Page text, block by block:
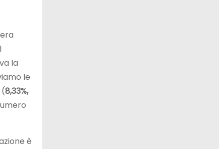
la
le
(8,33%,
è